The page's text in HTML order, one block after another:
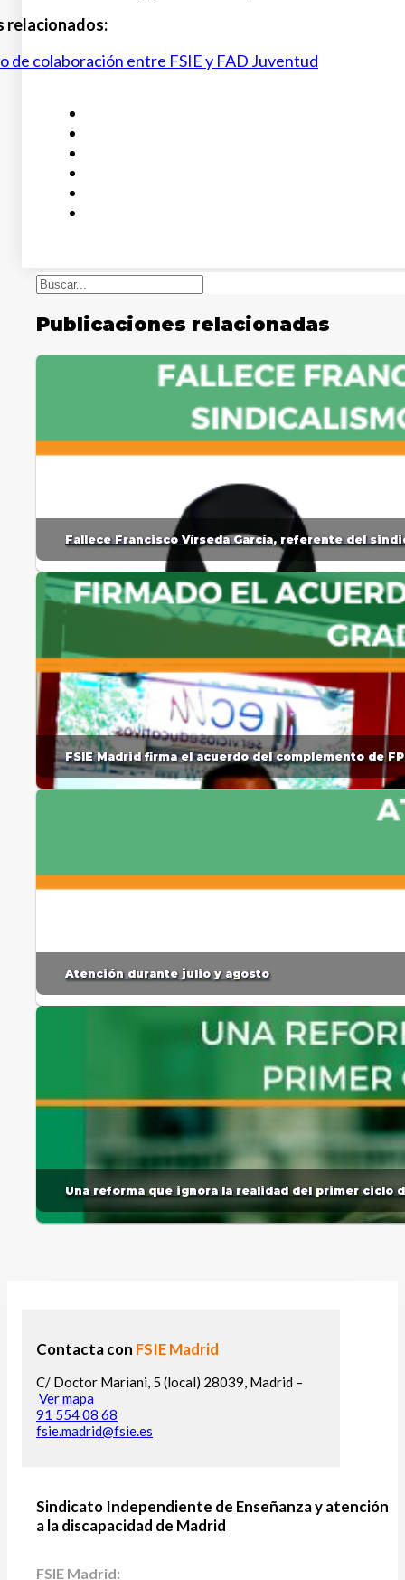
relacionados:
de colaboración entre FSIE y FAD Juventud
Buscar
Publicaciones relacionadas
Fallece Francisco Vírseda García, referente del
FSIE Madrid firma el acuerdo del complemento de
Atención durante julio y agosto
Una reforma que ignora la realidad del primer ciclo
Contacta con FSIE Madrid
C/ Doctor Mariani, 5 (local) 28039, Madrid –
Ver mapa
91 554 08 68
fsie.madrid@fsie.es
Sindicato Independiente de Enseñanza y atención
a la discapacidad de Madrid
FSIE Madrid: